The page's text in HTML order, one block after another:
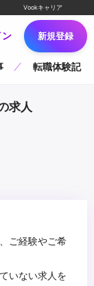
Vookキャリア
ン 新規登録
転職体験記
求人
ご経験やご希
いない求人を